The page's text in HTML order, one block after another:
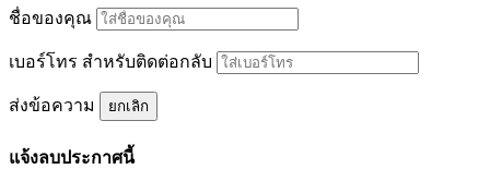
ชื่อของคุณ
เบอร์โทร สำหรับติดต่อกลับ
ส่งข้อความ ยกเลิก
แจ้งลบประกาศนี้